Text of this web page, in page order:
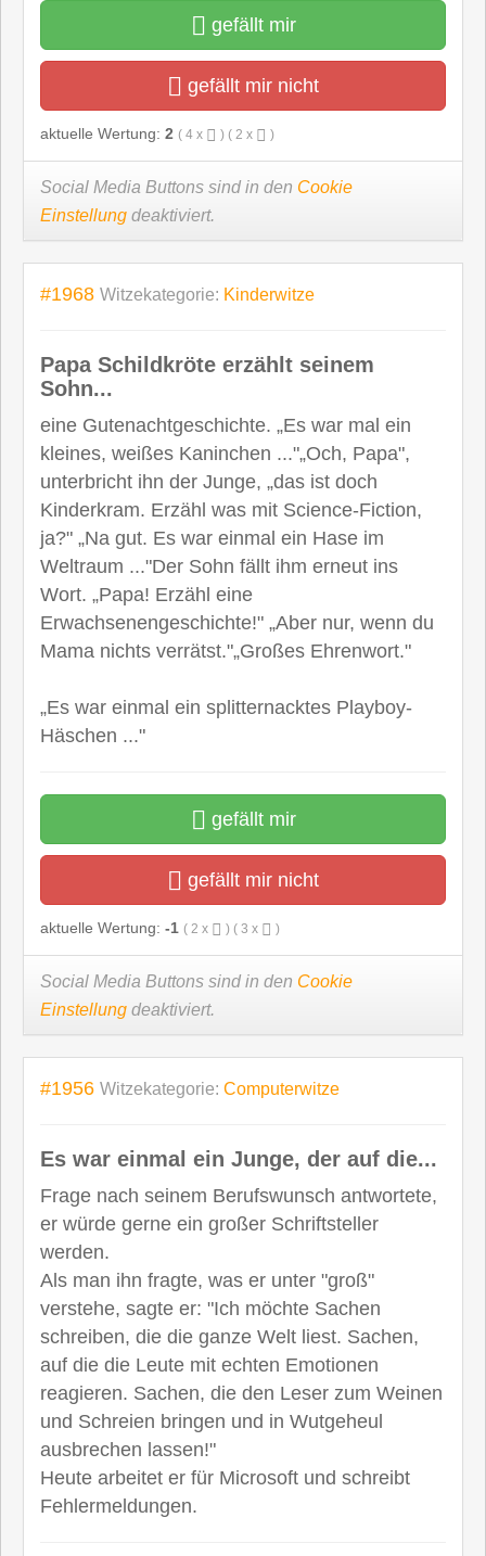
gefällt mir
gefällt mir nicht
aktuelle Wertung: 2 ( 4 x ) ( 2 x )
Social Media Buttons sind in den Cookie
Einstellung deaktiviert.
#1968 Witzekategorie: Kinderwitze
Papa Schildkröte erzählt seinem
Sohn...
eine Gutenachtgeschichte. „Es war mal ein
kleines, weißes Kaninchen ..."„Och, Papa",
unterbricht ihn der Junge, „das ist doch
Kinderkram. Erzähl was mit Science-Fiction,
ja?" „Na gut. Es war einmal ein Hase im
Weltraum ..."Der Sohn fällt ihm erneut ins
Wort. „Papa! Erzähl eine
Erwachsenengeschichte!" „Aber nur, wenn du
Mama nichts verrätst."„Großes Ehrenwort."
„Es war einmal ein splitternacktes Playboy-
Häschen ..."
gefällt mir
gefällt mir nicht
aktuelle Wertung: -1 ( 2 x ) ( 3 x )
Social Media Buttons sind in den Cookie
Einstellung deaktiviert.
#1956 Witzekategorie: Computerwitze
Es war einmal ein Junge, der auf die...
Frage nach seinem Berufswunsch antwortete,
er würde gerne ein großer Schriftsteller
werden.
Als man ihn fragte, was er unter "groß"
verstehe, sagte er: "Ich möchte Sachen
schreiben, die die ganze Welt liest. Sachen,
auf die die Leute mit echten Emotionen
reagieren. Sachen, die den Leser zum Weinen
und Schreien bringen und in Wutgeheul
ausbrechen lassen!"
Heute arbeitet er für Microsoft und schreibt
Fehlermeldungen.